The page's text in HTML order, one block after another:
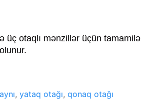
üç otaqlı mənzillər üçün tamamilə
, yataq otağı, qonaq otağı